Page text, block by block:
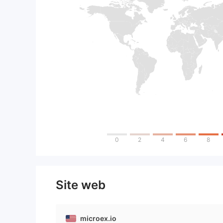
0 2 4 6 8
Site web
microex.io